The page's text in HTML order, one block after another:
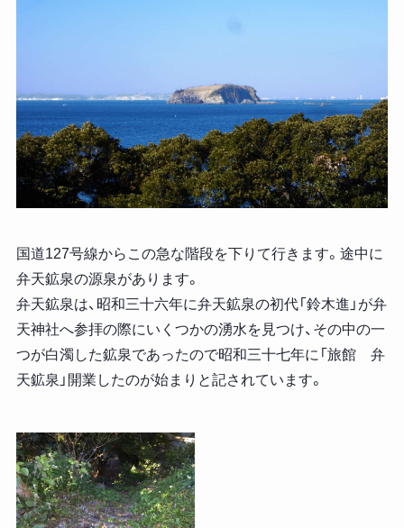
国道127号線からこの急な階段を下りて行きます。途中に
弁天鉱泉の源泉があります。
弁天鉱泉は、昭和三十六年に弁天鉱泉の初代「鈴木進」が弁
天神社へ参拝の際にいくつかの湧水を見つけ、その中の一
つが白濁した鉱泉であったので昭和三十七年に「旅館 弁
天鉱泉」開業したのが始まりと記されています。